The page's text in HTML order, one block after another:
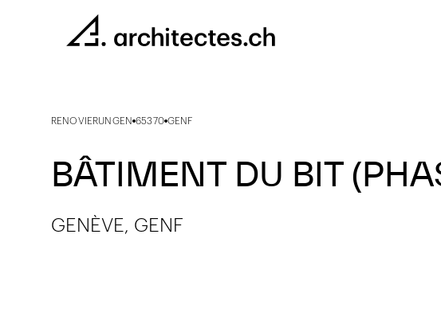
RENOVIERUNGEN 65370 GENF
BÂTIMENT DU BIT
GENÈVE, GENF